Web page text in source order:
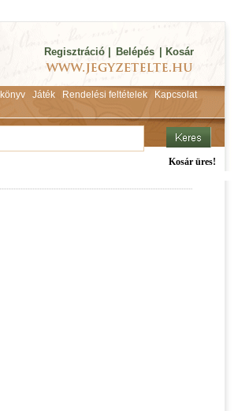
Regisztráció Belépés Kosár
Játék Rendelési feltételek Kapcsolat
Kosár üres!